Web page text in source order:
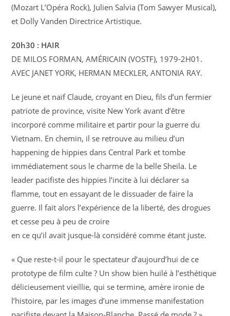
(Mozart L’Opéra Rock), Julien Salvia (Tom Sawyer Musical),
et Dolly Vanden Directrice Artistique.
20h30 : HAIR
DE MILOS FORMAN, AMÉRICAIN (VOSTF), 1979-2H01.
AVEC JANET YORK, HERMAN MECKLER, ANTONIA RAY.
Le jeune et naïf Claude, croyant en Dieu, fils d’un fermier
patriote de province, visite New York avant d’être
incorporé comme militaire et partir pour la guerre du
Vietnam. En chemin, il se retrouve au milieu d’un
happening de hippies dans Central Park et tombe
immédiatement sous le charme de la belle Sheila. Le
leader pacifiste des hippies l’incite à lui déclarer sa
flamme, tout en essayant de le dissuader de faire la
guerre. Il fait alors l’expérience de la liberté, des drogues
et cesse peu à peu de croire
en ce qu’il avait jusque-là considéré comme étant juste.
« Que reste-t-il pour le spectateur d’aujourd’hui de ce
prototype de film culte ? Un show bien huilé à l’esthétique
délicieusement vieillie, qui se termine, amère ironie de
l’histoire, par les images d’une immense manifestation